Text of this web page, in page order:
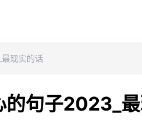
现实的话
的句子2023_